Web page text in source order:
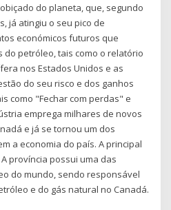
do planeta, que, segundo
já atingiu o seu pico de
económicos futuros que
petróleo, tais como o relatório
nos Estados Unidos e as
do seu risco e dos ganhos
como "Fechar com perdas" e
emprega milhares de novos
e já se tornou um dos
a economia do país. A principal
província possui uma das
do mundo, sendo responsável
e do gás natural no Canadá.